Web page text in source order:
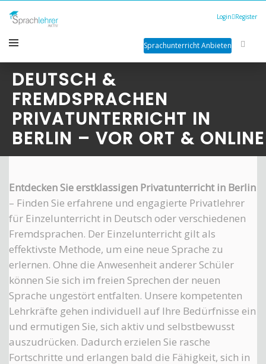
Login Register
Sprachunterricht Anbieten
DEUTSCH &
FREMDSPRACHEN
PRIVATUNTERRICHT IN
BERLIN – VOR ORT & ONLINE
Entdecken Sie erstklassigen Privatunterricht in Berlin
– Finden Sie erfahrene und engagierte Privatlehrer
für Einzelunterricht in Deutsch oder verschiedenen
Fremdsprachen. Der Einzelunterricht gilt als
effektivste Methode, um eine neue Sprache zu
erlernen. Ohne die Anwesenheit anderer Schüler
können Sie sich im freien Sprechen der neuen
Sprache ungestört entfalten. Unsere kompetenten
Lehrkräfte gehen individuell auf Ihre Bedürfnisse ein
und ermutigen Sie, sich aktiv und selbstbewusst
auszudrücken. Dadurch erzielen Sie rasche
Fortschritte und erlangen bald die Fähigkeit, sich in